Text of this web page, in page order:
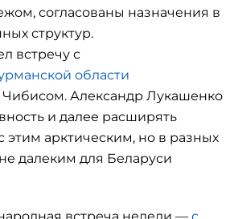
согласованы назначения в
структур.
встречу с
области
Александр Лукашенко
и далее расширять
этим арктическим, но в разных
далеким для Беларуси